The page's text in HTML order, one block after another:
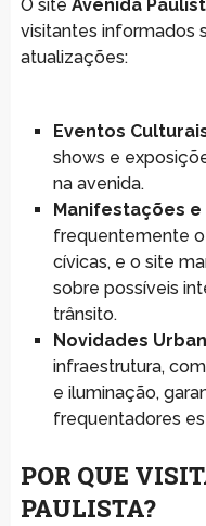
O site Avenida
visitantes informados
atualizações:
Eventos
shows e
na avenida.
Manifestações
frequentemente
cívicas, e o site
sobre possíveis
trânsito.
Novidades
infraestrutura,
e iluminação,
frequentadores
POR QUE
PAULISTA?